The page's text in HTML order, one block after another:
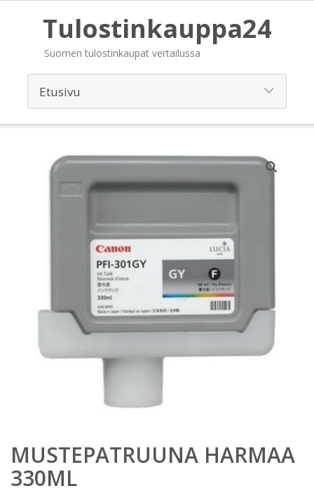
Tulostinkauppa24
Suomen tulostinkaupat vertailussa
MUSTEPATRUUNA HARMAA
330ML